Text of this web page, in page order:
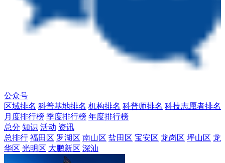
公众号
区域排名 科普基地排名 机构排名 科普师排名 科技志愿者排名
月度排行榜 季度排行榜 年度排行榜
总分 知识 活动 资讯
总排行 福田区 罗湖区 南山区 盐田区 宝安区 龙岗区 坪山区 龙
华区 光明区 大鹏新区 深汕